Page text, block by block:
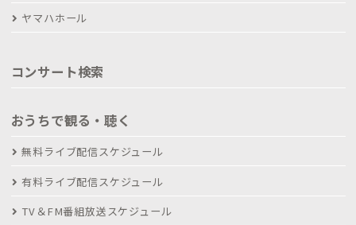
ヤマハホール
コンサート検索
おうちで観る・聴く
無料ライブ配信スケジュール
有料ライブ配信スケジュール
TV＆FM番組放送スケジュール